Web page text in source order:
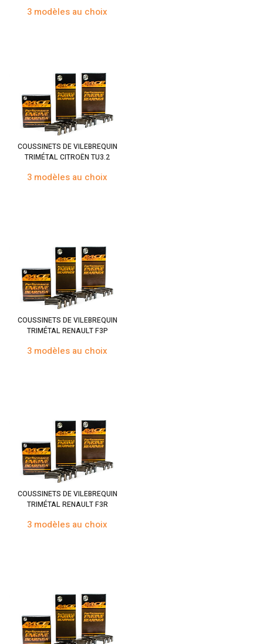
3 modèles au choix
COUSSINETS DE VILEBREQUIN
TRIMÉTAL CITROËN TU3.2
3 modèles au choix
COUSSINETS DE VILEBREQUIN
TRIMÉTAL RENAULT F3P
3 modèles au choix
COUSSINETS DE VILEBREQUIN
TRIMÉTAL RENAULT F3R
3 modèles au choix